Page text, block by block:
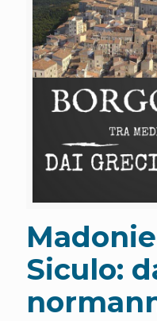
Siculo: